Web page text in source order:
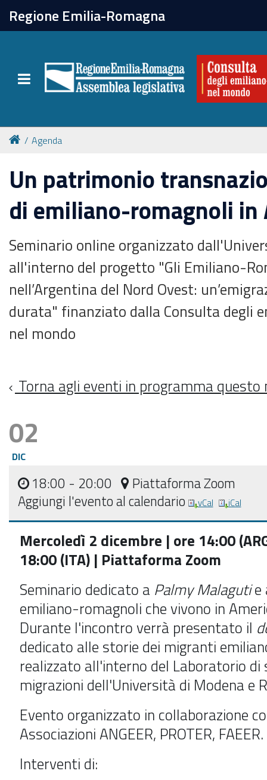
Regione Emilia-Romagna
Toggle navigation
chiudi
Attività
Per chi vive all'estero
Newsletter
Agenda
Un patrimonio
di emiliano-romagnoli in
Seminario online organizzato
all'interno del progetto "Gli Emiliano-
nell’Argentina del Nord Ovest:
durata" finanziato dalla Consulta degli
nel mondo
Torna agli eventi in programma questo
02
DIC
18:00 - 20:00
Piattaforma Zoom
Aggiungi l'evento al calendario
vCal iCal
Mercoledì 2 dicembre | ore 14:00
18:00 (ITA) | Piattaforma Zoom
Seminario dedicato a Palmy Malagutie
emiliano-romagnoli che vivono in
Durante l'incontro verrà presentato il
dedicato alle storie dei migranti
realizzato all'interno del Laboratorio di
migrazioni dell'Università di Modena e
Evento organizzato in collaborazione
Associazioni ANGEER, PROTER, FAEER.
Interventi di: